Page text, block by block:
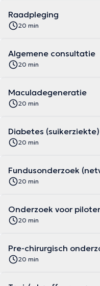
Raadpleging
20 min
Algemene consultatie
20 min
Maculadegeneratie
20 min
Diabetes (suikerziekte)
20 min
Fundusonderzoek
20 min
Onderzoek voor
20 min
Pre-chirurgisch
20 min